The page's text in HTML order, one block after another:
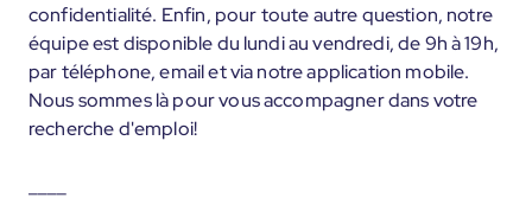
confidentialité. Enfin, pour toute autre question, notre
équipe est disponible du lundi au vendredi, de 9h à 19h,
par téléphone, email et via notre application mobile.
Nous sommes là pour vous accompagner dans votre
recherche d'emploi!